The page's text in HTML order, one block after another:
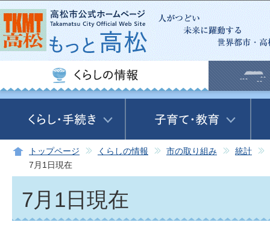
この
トップページ くらしの情報 市の取り組み
統計
7月1日現在
7月1日現在